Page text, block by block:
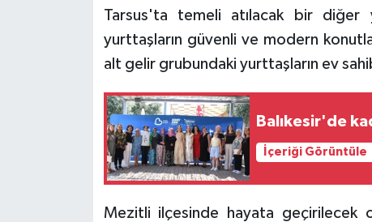
Tarsus'ta temeli atılacak bir diğer
yurttaşların güvenli ve modern
alt gelir grubundaki yurttaşların ev
Balıkesir'de
İçeriği Görüntüle
Mezitli ilçesinde hayata geçirilecek